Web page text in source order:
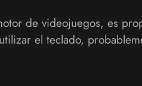
de videojuegos, es
el teclado,